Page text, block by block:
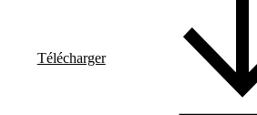
Télécharger